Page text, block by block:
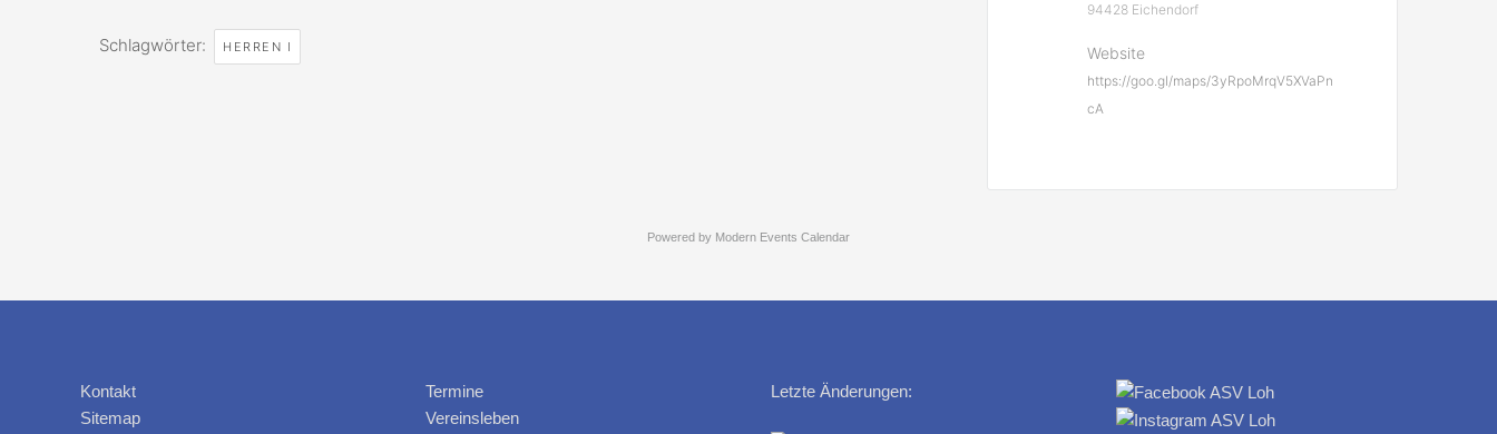
Schlagwörter: HERREN I
94428 Eichendorf
Website
https://goo.gl/maps/3yRpoMrqV5XVaPn
cA
Powered by Modern Events Calendar
Kontakt
Sitemap
Termine
Vereinsleben
Letzte Änderungen: